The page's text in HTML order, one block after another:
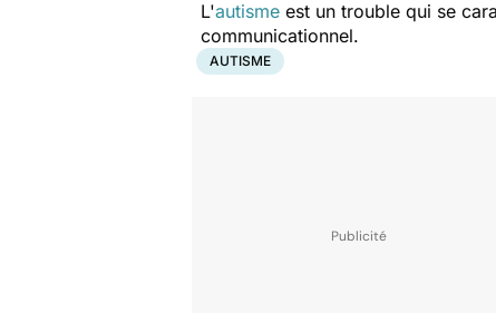
L'autisme est un trouble qui se
communicationnel.
AUTISME